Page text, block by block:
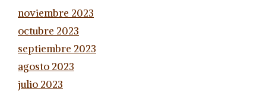
noviembre 2023
octubre 2023
septiembre 2023
agosto 2023
julio 2023